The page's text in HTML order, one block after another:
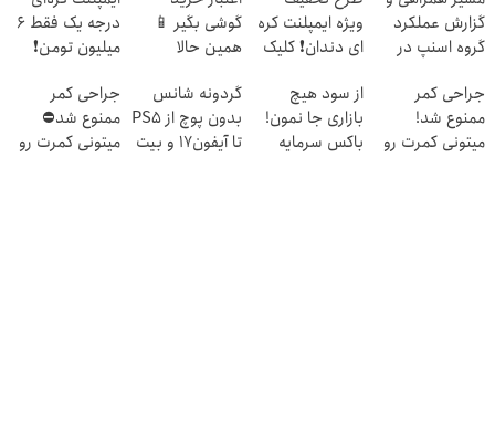
گزارش عملکرد
گروه اسنپ در
ویژه ایمپلنت کره
ای دندان❗ کلیک
گوشی بگیر 📱
همین حالا
بده 🎯
درجه یک فقط 6
میلیون تومن❗
جراحی کمر
ممنوع شد!
میتونی کمرت رو
از سود هیچ
بازاری جا نمون!
باکس سرمایه
گردونه شانس
بدون پوچ از PS5
تا آیفون17 و بیت
جراحی کمر
ممنوع شد⛔
میتونی کمرت رو